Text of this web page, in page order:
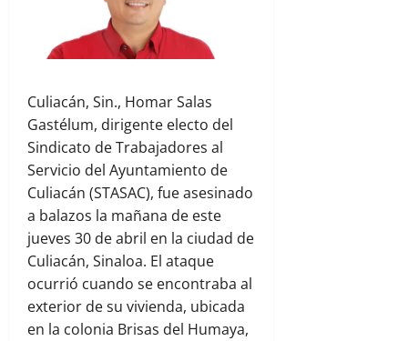
Culiacán, Sin., Homar Salas
Gastélum, dirigente electo del
Sindicato de Trabajadores al
Servicio del Ayuntamiento de
Culiacán (STASAC), fue asesinado
a balazos la mañana de este
jueves 30 de abril en la ciudad de
Culiacán, Sinaloa. El ataque
ocurrió cuando se encontraba al
exterior de su vivienda, ubicada
en la colonia Brisas del Humaya,